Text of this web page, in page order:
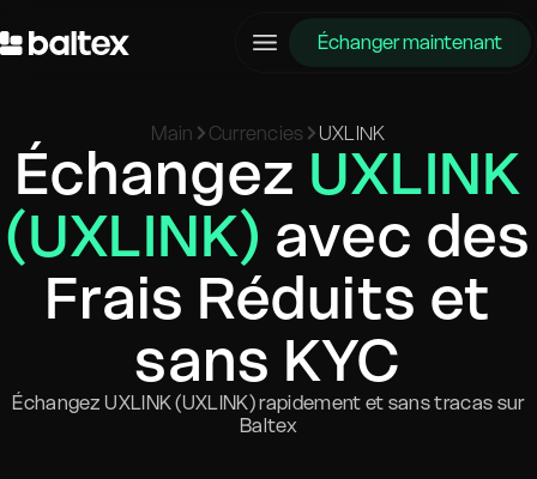
Échanger maintenant
Main Currencies UXLINK
Échangez UXLINK
(UXLINK) avec des
Frais Réduits et
sans KYC
Échangez UXLINK (UXLINK) rapidement et sans tracas sur
Baltex